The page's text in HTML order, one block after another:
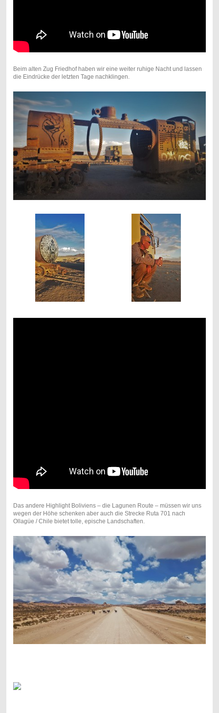
Beim alten Zug Friedhof haben wir eine weiter ruhige Nacht und lassen
die Eindrücke der letzten Tage nachklingen.
Das andere Highlight Boliviens – die Lagunen Route – müssen wir uns
wegen der Höhe schenken aber auch die Strecke Ruta 701 nach
Ollagüe / Chile bietet tolle, epische Landschaften.